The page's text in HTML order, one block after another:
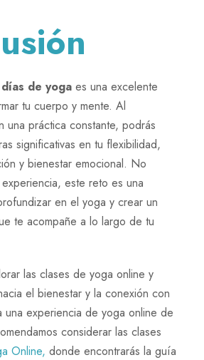
de yoga es una excelente
tu cuerpo y mente. Al
una práctica constante, podrás
significativas en tu flexibilidad,
y bienestar emocional. No
este reto es una
en el yoga y crear un
te acompañe a lo largo de tu
las clases de yoga online y
el bienestar y la conexión con
una experiencia de yoga online de
considerar las clases
Online, donde encontrarás la guía